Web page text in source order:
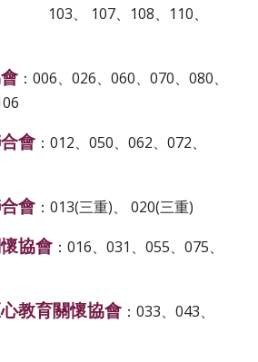
、108、110、
：006、026、060、070、080、
會 ：012、050、062、072、
會 ：013(三重)、 020(三重)
協會 ：016、031、055、075、
教育關懷協會 ：033、043、